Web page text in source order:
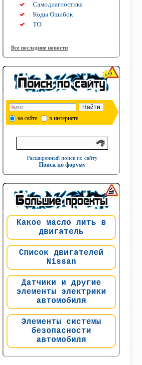
Самодиагностика
Коды Ошибок
ТО
Все последние новости
на сайте в интернете
Расширенный поиск по сайту
Поиск по форуму
Какое масло лить в
двигатель
Список двигателей
Nissan
Датчики и другие
элементы электрики
автомобиля
Элементы системы
безопасности
автомобиля